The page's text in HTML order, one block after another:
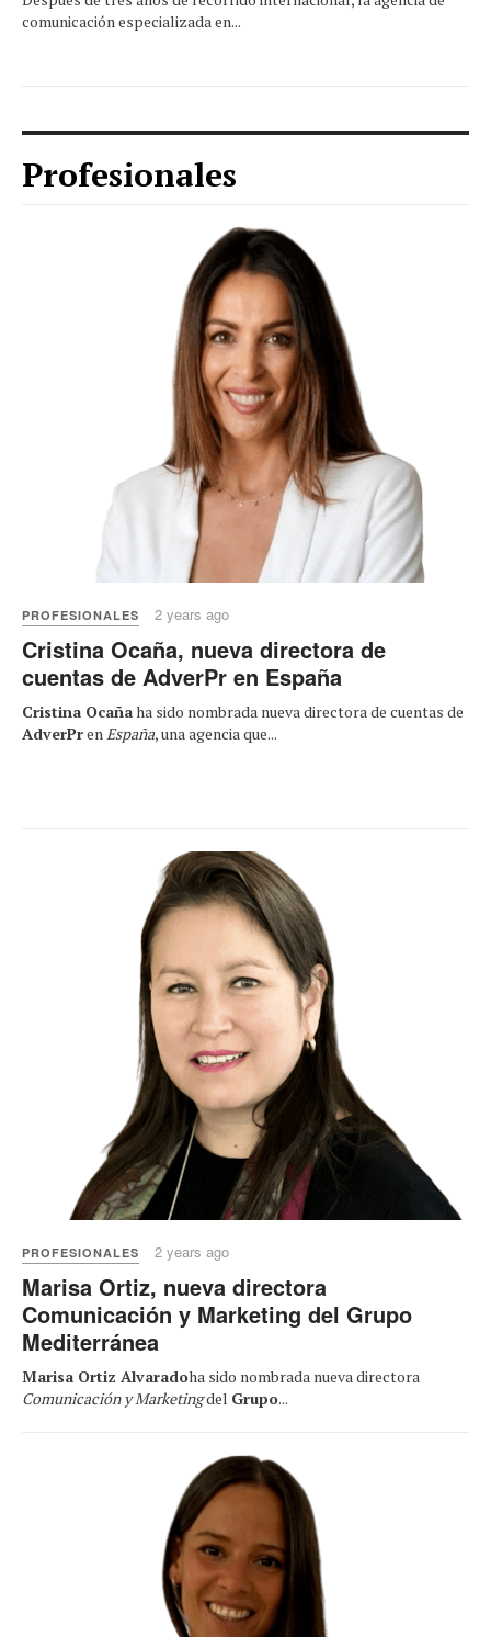
comunicación especializada en...
Profesionales
PROFESIONALES 2 years ago
Cristina Ocaña, nueva directora de
cuentas de AdverPr en España
Cristina Ocañaha sido nombrada nueva directora de cuentas de
AdverPren España, una agencia que...
PROFESIONALES 2 years ago
Marisa Ortiz, nueva directora
Comunicación y Marketing del Grupo
Mediterránea
Marisa Ortiz Alvaradoha sido nombrada nueva directora
Comunicación y Marketingdel Grupo...